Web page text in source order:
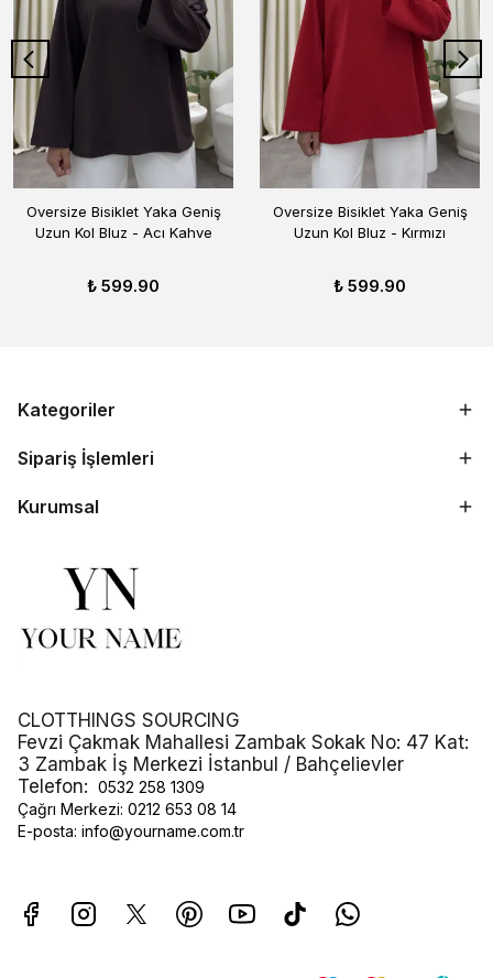
Oversize Bisiklet Yaka Geniş
Uzun Kol Bluz - Acı Kahve
₺ 599.90
Oversize Bisiklet Yaka Geniş
Uzun Kol Bluz - Kırmızı
₺ 599.90
Kategoriler
Sipariş İşlemleri
Kurumsal
CLOTTHINGS SOURCING
Fevzi Çakmak Mahallesi Zambak Sokak No: 47 Kat:
3 Zambak İş Merkezi İstanbul / Bahçelievler
Telefon: 0532 258 1309
Çağrı Merkezi: 0212 653 08 14
E-posta: info@yourname.com.tr